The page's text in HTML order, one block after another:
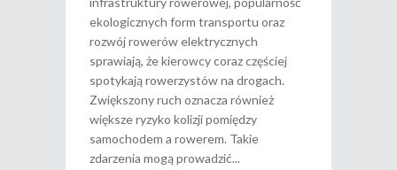
ekologicznych form transportu oraz
rozwój rowerów elektrycznych
sprawiają, że kierowcy coraz częściej
spotykają rowerzystów na drogach.
Zwiększony ruch oznacza również
większe ryzyko kolizji pomiędzy
samochodem a rowerem. Takie
zdarzenia mogą prowadzić